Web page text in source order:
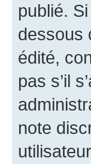
publié.
dessous
édité,
pas s’il
note